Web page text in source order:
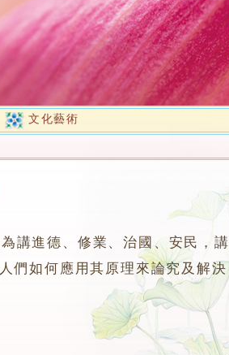
文化藝術
講進德、修業、治國、安民，講
們如何應用其原理來論究及解決